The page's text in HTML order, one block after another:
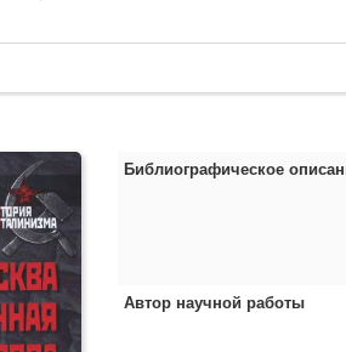
Библиографическое
Автор научной работы